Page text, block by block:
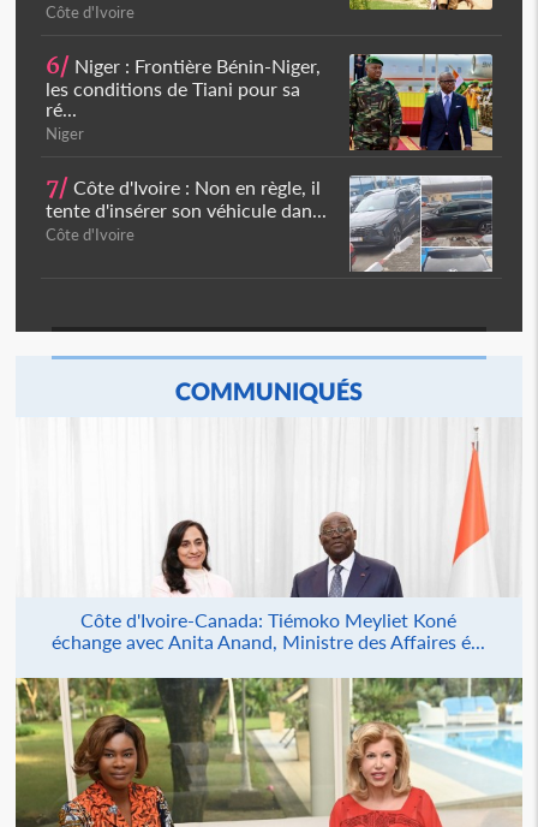
Côte d'Ivoire
6/ Niger : Frontière Bénin-Niger,
les conditions de Tiani pour sa
ré...
Niger
7/ Côte d'Ivoire : Non en règle, il
tente d'insérer son véhicule dan...
Côte d'Ivoire
COMMUNIQUÉS
Côte d'Ivoire-Canada: Tiémoko Meyliet Koné
échange avec Anita Anand, Ministre des Affaires é...